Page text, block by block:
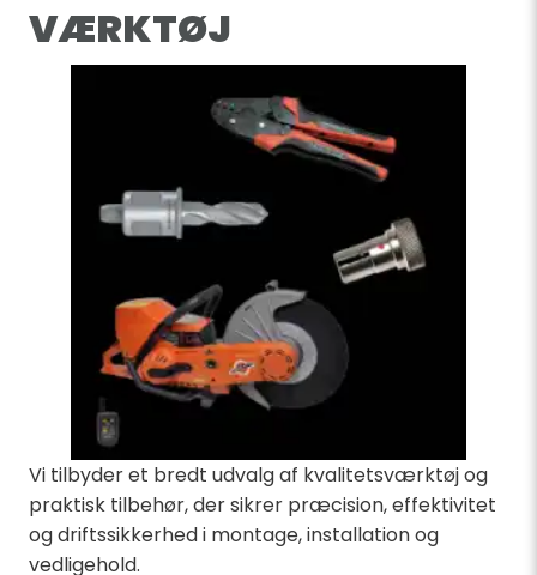
VÆRKTØJ
Vi tilbyder et bredt udvalg af kvalitetsværktøj og
praktisk tilbehør, der sikrer præcision, effektivitet
og driftssikkerhed i montage, installation og
vedligehold.